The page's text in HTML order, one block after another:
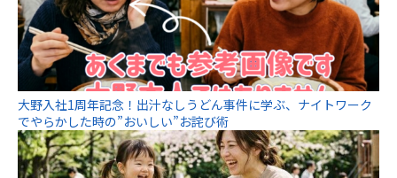
大野入社1周年記念！出汁なしうどん事件に学ぶ、ナイトワーク
でやらかした時の”おいしい”お詫び術